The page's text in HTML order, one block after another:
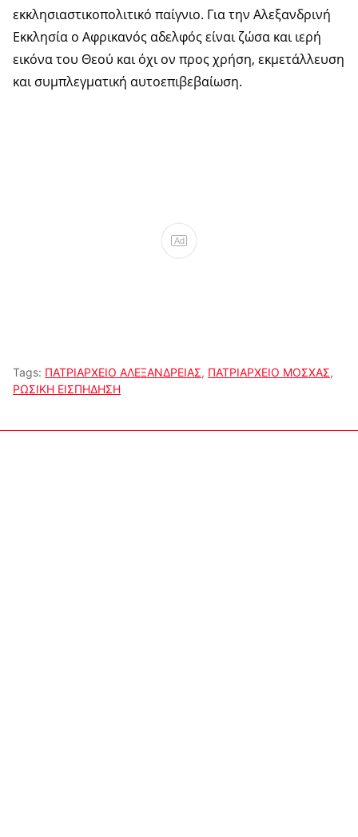
εκκλησιαστικοπολιτικό παίγνιο. Για την Αλεξανδρινή
Εκκλησία ο Αφρικανός αδελφός είναι ζώσα και ιερή
εικόνα του Θεού και όχι ον προς χρήση, εκμετάλλευση
και συμπλεγματική αυτοεπιβεβαίωση.
Ad
Tags: ΠΑΤΡΙΑΡΧΕΙΟ ΑΛΕΞΑΝΔΡΕΙΑΣ, ΠΑΤΡΙΑΡΧΕΙΟ ΜΟΣΧΑΣ,
ΡΩΣΙΚΗ ΕΙΣΠΗΔΗΣΗ